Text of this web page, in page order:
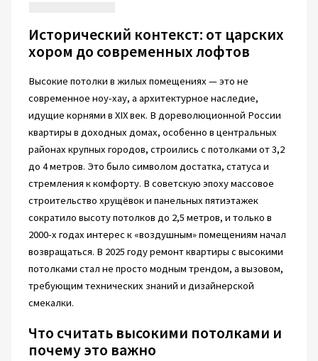
Исторический контекст: от царских
хором до современных лофтов
Высокие потолки в жилых помещениях — это не
современное ноу-хау, а архитектурное наследие,
идущие корнями в XIX век. В дореволюционной России
квартиры в доходных домах, особенно в центральных
районах крупных городов, строились с потолками от 3,2
до 4 метров. Это было символом достатка, статуса и
стремления к комфорту. В советскую эпоху массовое
строительство хрущёвок и панельных пятиэтажек
сократило высоту потолков до 2,5 метров, и только в
2000-х годах интерес к «воздушным» помещениям начал
возвращаться. В 2025 году ремонт квартиры с высокими
потолками стал не просто модным трендом, а вызовом,
требующим технических знаний и дизайнерской
смекалки.
Что считать высокими потолками и
почему это важно